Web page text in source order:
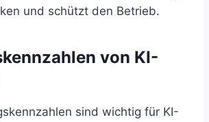
und schützt den Betrieb.
von KI-
sind wichtig für KI-